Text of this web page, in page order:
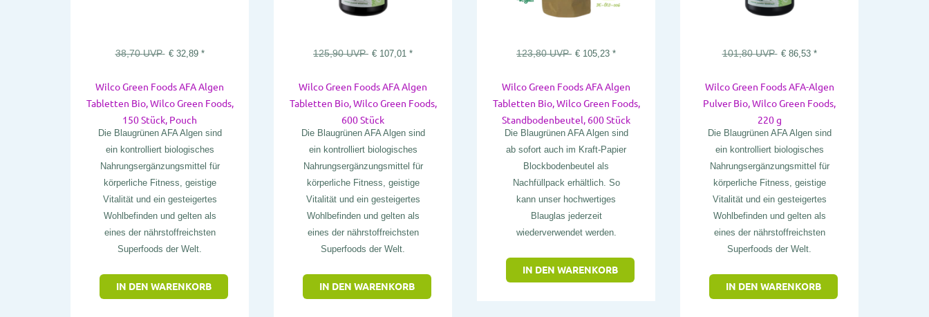
38,70UVP €32,89 *
Wilco Green Foods AFA Algen
Tabletten Bio, Wilco Green Foods,
150 Stück, Pouch
Die Blaugrünen AFA Algen sind
ein kontrolliert biologisches
Nahrungsergänzungsmittel für
körperliche Fitness, geistige
Vitalität und ein gesteigertes
Wohlbefinden und gelten als
eines der nährstoffreichsten
Superfoods der Welt.
IN DEN WARENKORB
125,90UVP € 107,01 *
Wilco Green Foods AFA Algen
Tabletten Bio, Wilco Green Foods,
600 Stück
Die Blaugrünen AFA Algen sind
ein kontrolliert biologisches
Nahrungsergänzungsmittel für
körperliche Fitness, geistige
Vitalität und ein gesteigertes
Wohlbefinden und gelten als
eines der nährstoffreichsten
Superfoods der Welt.
IN DEN WARENKORB
123,80UVP € 105,23 *
Wilco Green Foods AFA Algen
Tabletten Bio, Wilco Green Foods,
Standbodenbeutel, 600 Stück
Die Blaugrünen AFA Algen sind
ab sofort auch im Kraft-Papier
Blockbodenbeutel als
Nachfüllpack erhältlich. So
kann unser hochwertiges
Blauglas jederzeit
wiederverwendet werden.
IN DEN WARENKORB
101,80UVP €86,53 *
Wilco Green Foods AFA-Algen
Pulver Bio, Wilco Green Foods,
220 g
Die Blaugrünen AFA Algen sind
ein kontrolliert biologisches
Nahrungsergänzungsmittel für
körperliche Fitness, geistige
Vitalität und ein gesteigertes
Wohlbefinden und gelten als
eines der nährstoffreichsten
Superfoods der Welt.
IN DEN WARENKORB